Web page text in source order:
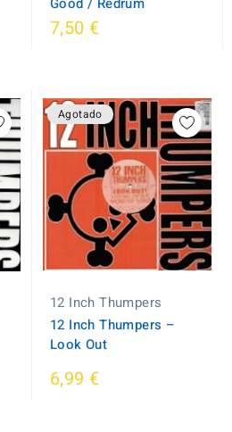
7,50 €
Agotado
12 Inch Thumpers
12 Inch Thumpers ‎–
Look Out
6,99 €